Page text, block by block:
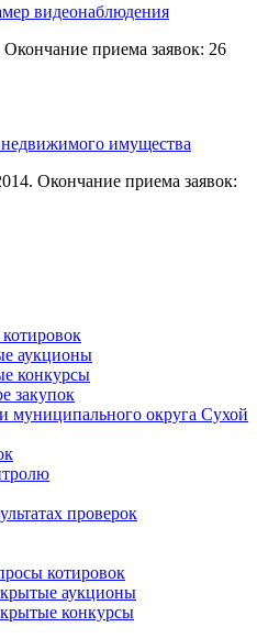
видеонаблюдения
приема заявок: 26
имущества
Окончание приема заявок:
котировок
аукционы
конкурсы
закупок
муниципального округа Сухой
проверок
котировок
аукционы
конкурсы